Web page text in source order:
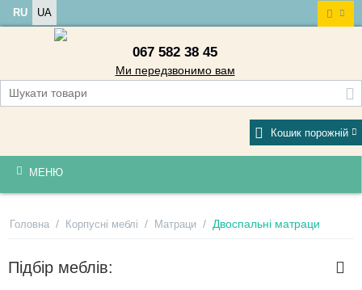
RU UA
067 582 38 45
Ми передзвонимо вам
Кошик порожній
МЕНЮ
Головна / Корпусні меблі / Матраци / Двоспальні матраци
Підбір меблів: